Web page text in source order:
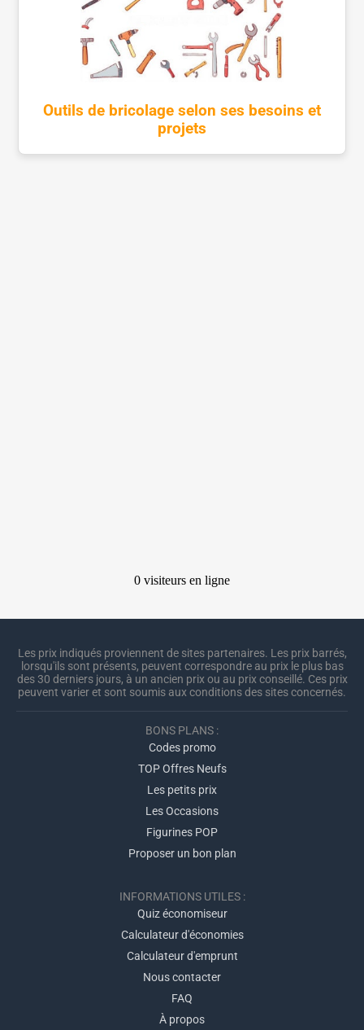
Outils de bricolage selon ses besoins et
projets
Les prix indiqués proviennent de sites partenaires. Les prix barrés,
lorsqu'ils sont présents, peuvent correspondre au prix le plus bas
des 30 derniers jours, à un ancien prix ou au prix conseillé. Ces prix
peuvent varier et sont soumis aux conditions des sites concernés.
BONS PLANS :
Codes promo
TOP Offres Neufs
Les petits prix
Les Occasions
Figurines POP
Proposer un bon plan
INFORMATIONS UTILES :
Quiz économiseur
Calculateur d'économies
Calculateur d'emprunt
Nous contacter
FAQ
À propos